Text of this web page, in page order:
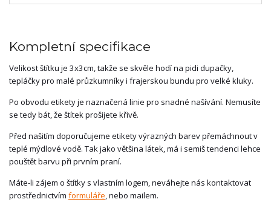
Kompletní specifikace
Velikost štítku je 3x3cm, takže se skvěle hodí na pidi dupačky,
tepláčky pro malé průzkumníky i frajerskou bundu pro velké kluky.
Po obvodu etikety je naznačená linie pro snadné našívání. Nemusíte
se tedy bát, že štítek prošijete křivě.
Před našitím doporučujeme etikety výrazných barev přemáchnout v
teplé mýdlové vodě. Tak jako většina látek, má i semiš tendenci lehce
pouštět barvu při prvním praní.
Máte-li zájem o štítky s vlastním logem, neváhejte nás kontaktovat
prostřednictvím formuláře, nebo mailem.